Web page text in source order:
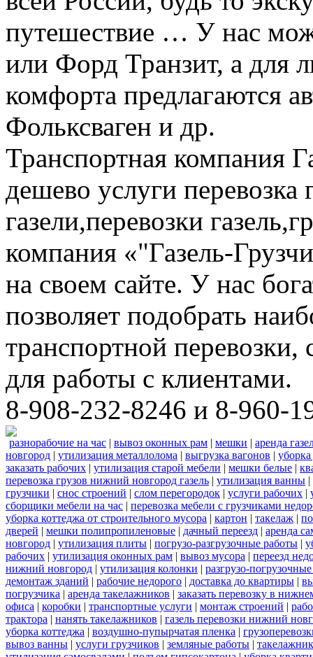
путешествие … У нас
или Форд Транзит, а для
комфорта предлагаются
Фольксваген и др.
Транспортная компания
дешево услуги перевозка
газели,перевозки
компания «"Газель-
на своем сайте. У нас
позволяет подобрать
транспортной
для работы с клиентами.
8-908-232-8246 и 8-960-
разнорабочие на час | вывоз оконных рам | мешки | аренда
новгород | утилизация металлолома | выгрузка вагонов |
заказать рабочих | утилизация старой мебели | мешки белые |
перевозка грузов нижний новгород газель | утилизация ванны |
грузчики | снос строений | слом перегородок | услуги рабочих |
сборщики мебели на час | перевозка мебели с грузчиками
уборка коттеджа от строительного мусора | картон | такелаж |
дверей | мешки полипропиленовые | дачный переезд | аренда
новгород | утилизация плиты | погрузо-разгрузочные работы |
рабочих | утилизация оконных рам | вывоз мусора | переезд
нижний новгород | утилизация колонки | разгрузо-
демонтаж зданий | рабочие недорого | доставка до квартиры |
погрузчика | аренда такелажников | заказать перевозку в
офиса | коробки | транспортные услуги | монтаж строений |
трактора | нанять такелажников | газель перевозки нижний
уборка коттеджа | воздушно-пупырчатая пленка |
вывоз ванны | услуги грузчиков | земляные работы |